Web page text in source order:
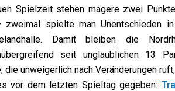
Spielzeit stehen magere zwei
zweimal spielte man Unentschieden
Damit bleiben die
seit unglaublichen 13
die unweigerlich nach Veränderungen
vor dem letzten Spieltag gegeben: